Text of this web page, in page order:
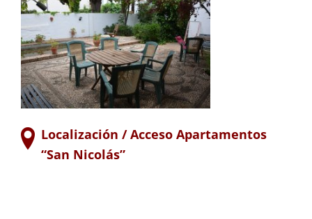
Localización / Acceso Apartamentos
“San Nicolás”